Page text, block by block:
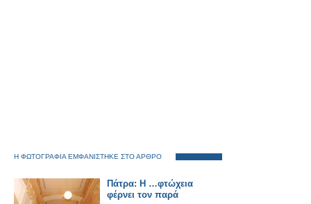
Η ΦΩΤΟΓΡΑΦΙΑ ΕΜΦΑΝΙΣΤΗΚΕ ΣΤΟ ΑΡΘΡΟ
Πάτρα: Η …φτώχεια
φέρνει τον παρά